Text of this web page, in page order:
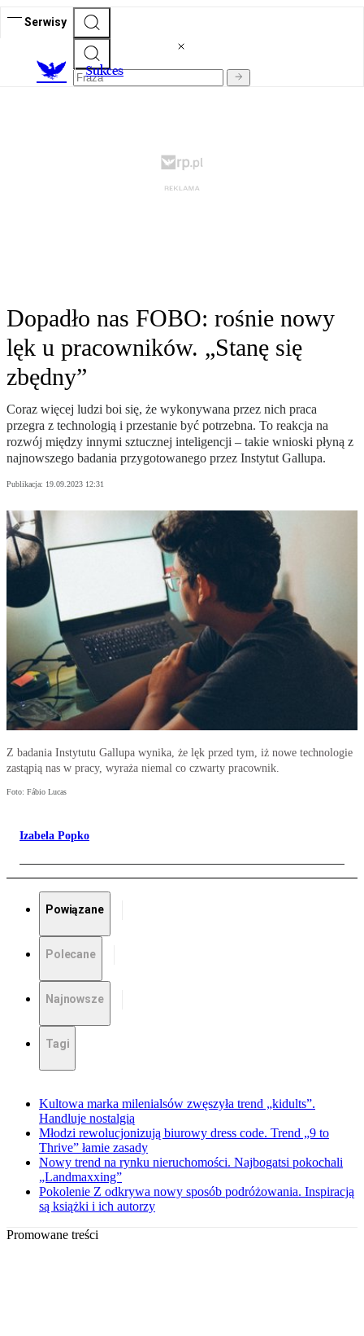
Serwisy
Sukces
Dopadło nas FOBO: rośnie nowy
lęk u pracowników. „Stanę się
zbędny”
Coraz więcej ludzi boi się, że wykonywana przez nich praca
przegra z technologią i przestanie być potrzebna. To reakcja na
rozwój między innymi sztucznej inteligencji – takie wnioski płyną z
najnowszego badania przygotowanego przez Instytut Gallupa.
Publikacja: 19.09.2023 12:31
Z badania Instytutu Gallupa wynika, że lęk przed tym, iż nowe technologie
zastąpią nas w pracy, wyraża niemal co czwarty pracownik.
Foto: Fábio Lucas
Izabela Popko
Powiązane
Polecane
Najnowsze
Tagi
Kultowa marka milenialsów zwęszyła trend „kidults”.
Handluje nostalgią
Młodzi rewolucjonizują biurowy dress code. Trend „9 to
Thrive” łamie zasady
Nowy trend na rynku nieruchomości. Najbogatsi pokochali
„Landmaxxing”
Pokolenie Z odkrywa nowy sposób podróżowania. Inspiracją
są książki i ich autorzy
Promowane treści